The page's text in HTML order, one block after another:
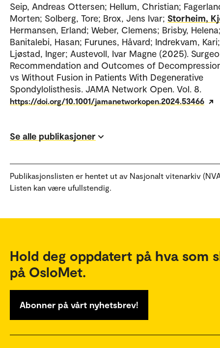
Seip, Andreas Ottersen; Hellum, Christian;
Morten; Solberg, Tore; Brox, Jens Ivar; Storheim,
Hermansen, Erland; Weber, Clemens; Brisby,
Banitalebi, Hasan; Furunes, Håvard; Indrekvam, Kari;
Ljøstad, Inger; Austevoll, Ivar Magne (2025).
Recommendation and Outcomes of
vs Without Fusion in Patients With Degenerative
Spondylolisthesis. JAMA Network Open. Vol. 8.
https://doi.org/10.1001/jamanetworkopen.2024.53466
Se alle publikasjoner
Publikasjonslisten er hentet ut av Nasjonalt vitenarkiv
Listen kan være ufullstendig.
Hold deg oppdatert på hva som
på OsloMet.
Abonner på vårt nyhetsbrev!